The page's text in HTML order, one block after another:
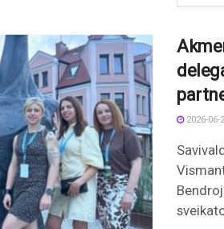
2026-06-